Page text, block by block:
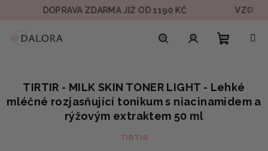
DOPRAVA ZDARMA JIŽ OD 1190 KČ VZOREK V
košík
TIRTIR - MILK SKIN TONER LIGHT - Lehké
mléčné rozjasňující tonikum s niacinamidem a
rýžovým extraktem 50 ml
TIRTIR